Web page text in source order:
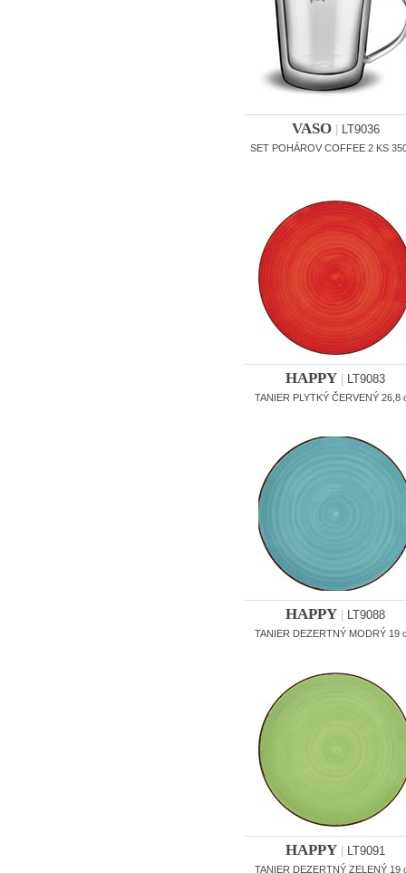
VASO| LT9036
SET POHÁROV COFFEE 2 KS
HAPPY LT9083
TANIER PLYTKÝ ČERVENÝ 26,8
HAPPY LT9088
TANIER DEZERTNÝ MODRÝ 19
HAPPY LT9091
TANIER DEZERTNÝ ZELENÝ 19